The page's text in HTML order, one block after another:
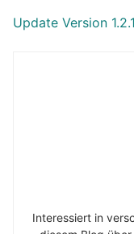
Update Version
Interessiert in